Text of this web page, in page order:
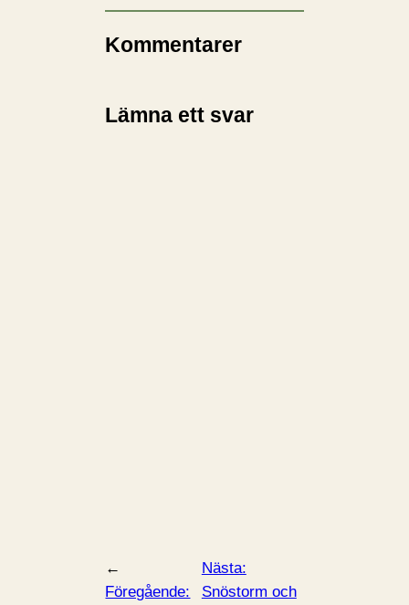
Kommentarer
Lämna ett svar
←
Föregående:
Nästa:
Snöstorm och